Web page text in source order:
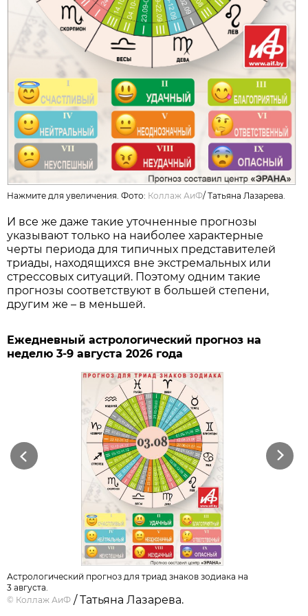
Нажмите для увеличения. Фото: Коллаж АиФ/Татьяна Лазарева.
И все же даже такие уточненные прогнозы
указывают только на наиболее характерные
черты периода для типичных представителей
триады, находящихся вне экстремальных или
стрессовых ситуаций. Поэтому одним такие
прогнозы соответствуют в большей степени,
другим же – в меньшей.
Ежедневный астрологический прогноз на
неделю 3-9 августа 2026 года
Previous Next
Астрологический прогноз для триад знаков зодиака на
3 августа.
© Коллаж АиФ / Татьяна Лазарева.